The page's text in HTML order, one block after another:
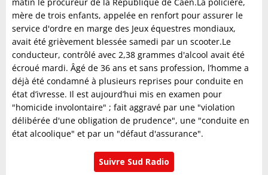
mère de trois enfants, appelée en renfort pour assurer le
service d'ordre en marge des Jeux équestres mondiaux,
avait été grièvement blessée samedi par un scooter.Le
conducteur, contrôlé avec 2,38 grammes d'alcool avait été
écroué mardi. Âgé de 36 ans et sans profession, l’homme a
déjà été condamné à plusieurs reprises pour conduite en
état d’ivresse. Il est aujourd’hui mis en examen pour
"homicide involontaire" ; fait aggravé par une "violation
délibérée d'une obligation de prudence", une "conduite en
état alcoolique" et par un "défaut d'assurance".
Suivre Sud Radio